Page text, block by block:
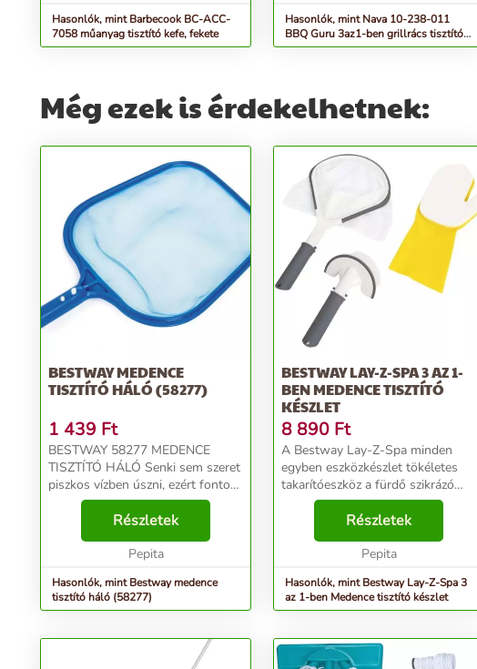
Hasonlók, mint Barbecook BC-ACC-
7058 műanyag tisztító kefe, fekete
Hasonlók, mint Nava 10-238-011
BBQ Guru 3az1-ben grillrács tisztító
kefe
Még ezek is érdekelhetnek:
BESTWAY MEDENCE
TISZTÍTÓ HÁLÓ (58277)
1 439 Ft
BESTWAY 58277 MEDENCE
TISZTÍTÓ HÁLÓ Senki sem szeret
piszkos vízben úszni, ezért fontos,
hogy rendszeresen tisztítsa meg a
medencét a törmeléktől. Mivel?
Természetesen kifejezetten
úszómedencék tisz...
Részletek
Pepita
Hasonlók, mint Bestway medence
tisztító háló (58277)
BESTWAY LAY-Z-SPA 3 AZ 1-
BEN MEDENCE TISZTÍTÓ
KÉSZLET
8 890 Ft
A Bestway Lay-Z-Spa minden
egyben eszközkészlet tökéletes
takarítóeszköz a fürdő szikrázó
tisztaságának megőrzéséhez! A
kanál ütközője védi a fürdő
felületét, kör alakú kialakítása
pedig illeszkedik a...
Részletek
Pepita
Hasonlók, mint Bestway Lay-Z-Spa 3
az 1-ben Medence tisztító készlet